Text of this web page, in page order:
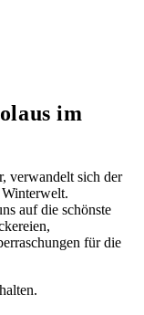
im
verwandelt sich der
auf die schönste
für die